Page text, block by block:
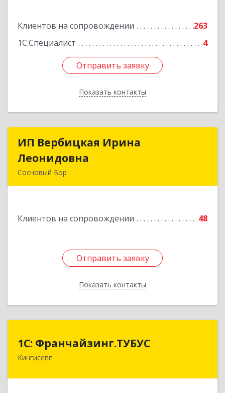
Клиентов на сопровождении
263
1С:Специалист
4
Отправить заявку
Показать контакты
Подробнее
Отправить заявку
Назад
ИП Вербицкая Ирина
Леонидовна
Сосновый Бор
Клиентов на сопровождении 48
Отправить заявку
Показать контакты
ИП Вербицкая Ирина
Подробнее
Отправить заявку
Назад
1С: Франчайзинг.ТУБУС
Кингисепп
1С: Франчайзинг.ТУБУС